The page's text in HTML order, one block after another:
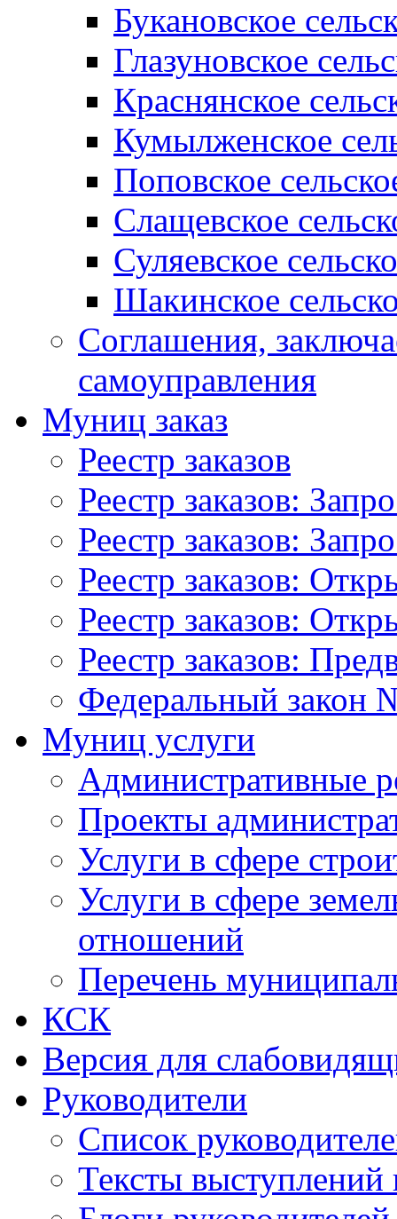
Букановское
Глазуновское
Краснянское
Кумылженское
Поповское
Слащевское
Суляевское
Шакинское
Соглашения,
самоуправления
Муниц заказ
Реестр заказов
Реестр заказов:
Реестр заказов:
Реестр заказов:
Реестр заказов:
Реестр заказов:
Федеральный закон
Муниц услуги
Административные
Проекты
Услуги в сфере
Услуги в сфере
отношений
Перечень
КСК
Версия для
Руководители
Список
Тексты выступлений